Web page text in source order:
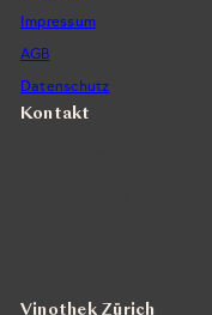
Impressum
AGB
Datenschutz
Kontakt
Vinothek Zürich